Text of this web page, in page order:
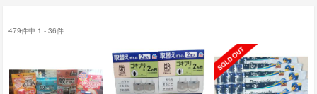
479件中 1 - 36件